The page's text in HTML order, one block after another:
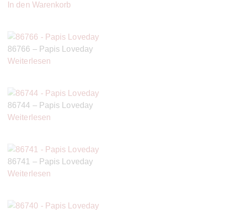
In den Warenkorb
86766 – Papis Loveday
Weiterlesen
86744 – Papis Loveday
Weiterlesen
86741 – Papis Loveday
Weiterlesen